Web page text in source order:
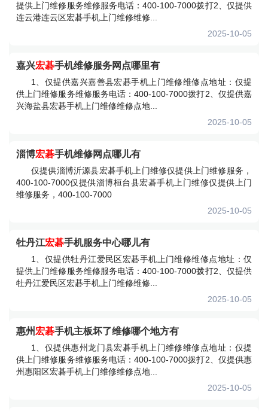
提供上门维修服务维修服务电话：400-100-7000拨打2、仅提供
连云港连云区宏碁手机上门维修维修...
2025-10-05
嘉兴宏碁手机维修服务网点哪里有
1、仅提供嘉兴嘉善县宏碁手机上门维修维修点地址：仅提
供上门维修服务维修服务电话：400-100-7000拨打2、仅提供嘉
兴海盐县宏碁手机上门维修维修点地...
2025-10-05
淄博宏碁手机维修网点哪儿有
仅提供淄博沂源县宏碁手机上门维修仅提供上门维修服务，
400-100-7000仅提供淄博桓台县宏碁手机上门维修仅提供上门
维修服务，400-100-7000
2025-10-05
牡丹江宏碁手机服务中心哪儿有
1、仅提供牡丹江爱民区宏碁手机上门维修维修点地址：仅
提供上门维修服务维修服务电话：400-100-7000拨打2、仅提供
牡丹江爱民区宏碁手机上门维修维修...
2025-10-05
惠州 宏碁手机主板坏了维修哪个地方有
1、仅提供惠州龙门县宏碁手机上门维修维修点地址：仅提
供上门维修服务维修服务电话：400-100-7000拨打2、仅提供惠
州惠阳区宏碁手机上门维修维修点地...
2025-10-05